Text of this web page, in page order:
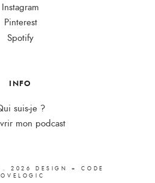
Instagram
Pinterest
Spotify
INFO
suis-je ?
mon podcast
.2026DESIGN + CODE